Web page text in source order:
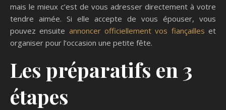
mais le mieux c’est de vous adresser directement à votre
tendre aimée. Si elle accepte de vous épouser, vous
pouvez ensuite annoncer officiellement vos fiançailles et
organiser pour l’occasion une petite fête.
Les préparatifs en 3
étapes